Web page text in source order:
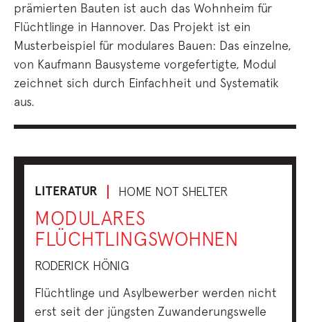
prämierten Bauten ist auch das Wohnheim für
Flüchtlinge in Hannover. Das Projekt ist ein
Musterbeispiel für modulares Bauen: Das einzelne,
von Kaufmann Bausysteme vorgefertigte, Modul
zeichnet sich durch Einfachheit und Systematik
aus.
LITERATUR HOME NOT SHELTER
MODULARES
FLÜCHTLINGSWOHNEN
RODERICK HÖNIG
Flüchtlinge und Asylbewerber werden nicht
erst seit der jüngsten Zuwanderungswelle